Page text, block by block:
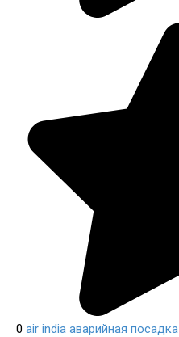
0 air india аварийная посадка